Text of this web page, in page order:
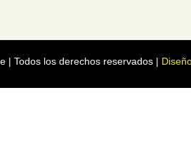
| Todos los derechos reservados |